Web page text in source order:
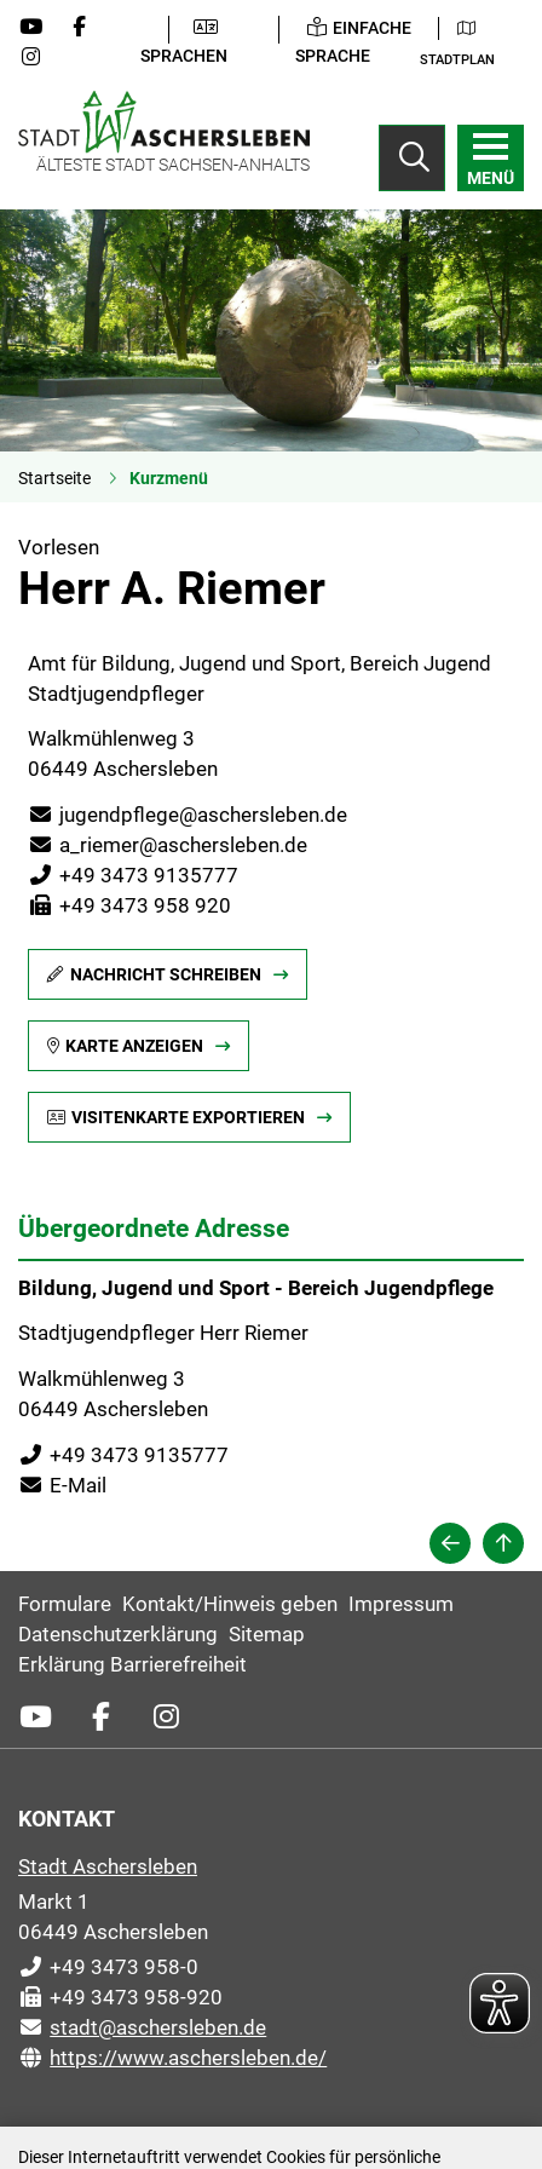
Dieser Internetauftritt verwendet Cookies für persönliche
SPRACHEN
EINFACHE
SPRACHE
STADTPLAN
ÄLTESTE STADT SACHSEN-ANHALTS
MENÜ
Startseite Kurzmenü
Vorlesen
Herr A. Riemer
Amt für Bildung, Jugend und Sport, Bereich Jugend
Stadtjugendpfleger
Walkmühlenweg 3
06449 Aschersleben
jugendpflege@aschersleben.de
a_riemer@aschersleben.de
+49 3473 9135777
+49 3473 958 920
NACHRICHT SCHREIBEN
KARTE ANZEIGEN
VISITENKARTE EXPORTIEREN
Übergeordnete Adresse
Bildung, Jugend und Sport - Bereich Jugendpflege
Stadtjugendpfleger Herr Riemer
Walkmühlenweg 3
06449 Aschersleben
+49 3473 9135777
E-Mail
Formulare Kontakt/Hinweis geben Impressum
Datenschutzerklärung Sitemap
Erklärung Barrierefreiheit
KONTAKT
Stadt Aschersleben
Markt 1
06449 Aschersleben
+49 3473 958-0
+49 3473 958-920
stadt@aschersleben.de
https://www.aschersleben.de/